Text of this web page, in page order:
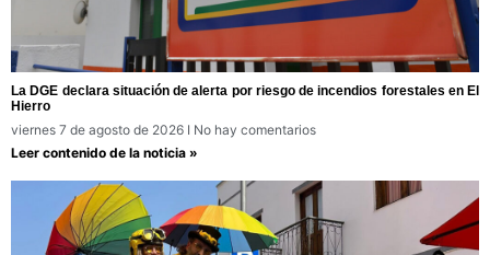
La DGE declara situación de alerta por riesgo de incendios forestales en El
Hierro
viernes 7 de agosto de 2026
No hay comentarios
Leer contenido de la noticia »